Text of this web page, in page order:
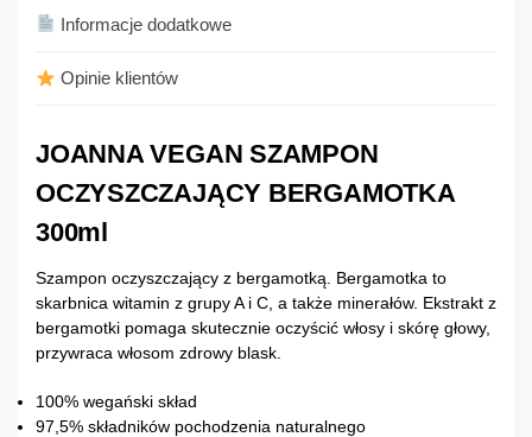
Informacje dodatkowe
Opinie klientów
JOANNA VEGAN SZAMPON
OCZYSZCZAJĄCY BERGAMOTKA
300ml
Szampon oczyszczający z bergamotką. Bergamotka to
skarbnica witamin z grupy A i C, a także minerałów. Ekstrakt z
bergamotki pomaga skutecznie oczyścić włosy i skórę głowy,
przywraca włosom zdrowy blask.
100% wegański skład
97,5% składników pochodzenia naturalnego